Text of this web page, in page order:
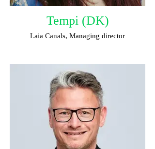
Tempi (DK)
Laia Canals, Managing director